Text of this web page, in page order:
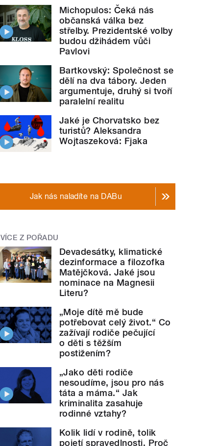
Michopulos: Čeká nás
občanská válka bez
střelby. Prezidentské volby
budou džihádem vůči
Pavlovi
Bartkovský: Společnost se
dělí na dva tábory. Jeden
argumentuje, druhý si tvoří
paralelní realitu
Jaké je Chorvatsko bez
turistů? Aleksandra
Wojtaszeková: Fjaka
Jak nás naladíte na DABu
VÍCE Z POŘADU
Devadesátky, klimatické
dezinformace a filozofka
Matějčková. Jaké jsou
nominace na Magnesii
Literu?
„Moje dítě mě bude
potřebovat celý život.“ Co
zažívají rodiče pečující
o děti s těžším
postižením?
„Jako děti rodiče
nesoudíme, jsou pro nás
táta a máma.“ Jak
kriminalita zasahuje
rodinné vztahy?
Kolik lidí v rodině, tolik
pojetí spravedlnosti. Proč